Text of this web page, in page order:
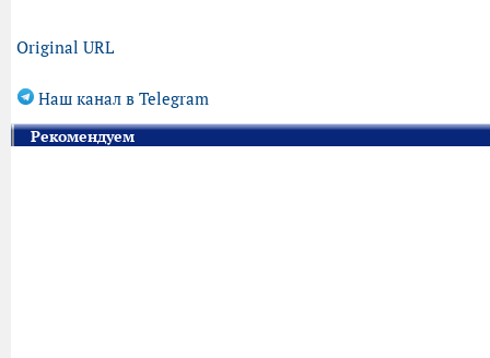
Original URL
Наш канал в Telegram
Рекомендуем